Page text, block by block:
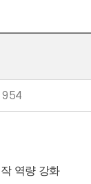
954
역량 강화